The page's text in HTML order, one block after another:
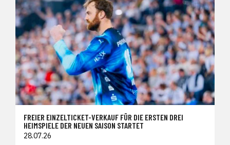
FREIER EINZELTICKET-VERKAUF FÜR DIE ERSTEN DREI
HEIMSPIELE DER NEUEN SAISON STARTET
28.07.26